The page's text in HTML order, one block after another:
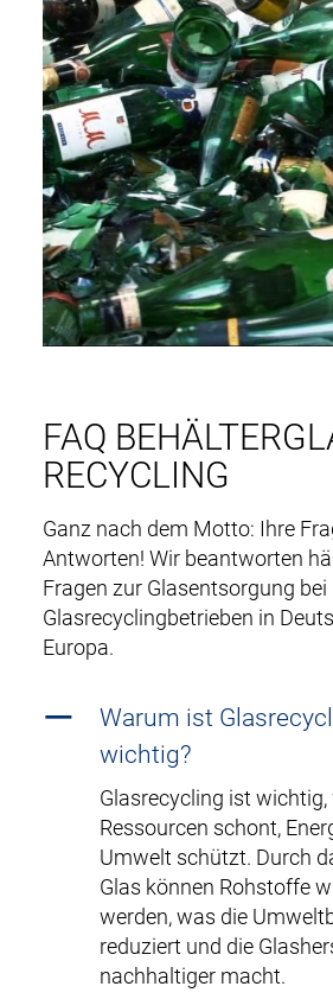
FAQ
RECYCLING
Ganz nach dem Motto: Ihre
Antworten! Wir beantworten
Fragen zur Glasentsorgung bei
Glasrecyclingbetrieben in
Europa.
Warum ist
wichtig?
Glasrecycling ist wichtig,
Ressourcen schont,
Umwelt schützt. Durch
Glas können Rohstoffe
werden, was die
reduziert und die
nachhaltiger macht.